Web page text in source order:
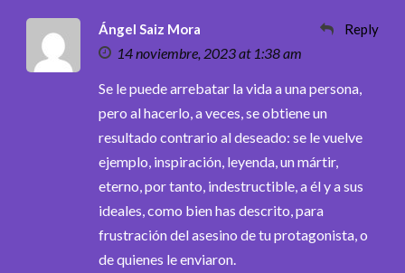
Ángel Saiz Mora
14 noviembre, 2023 at 1:38 am
Reply
Se le puede arrebatar la vida a una persona,
pero al hacerlo, a veces, se obtiene un
resultado contrario al deseado: se le vuelve
ejemplo, inspiración, leyenda, un mártir,
eterno, por tanto, indestructible, a él y a sus
ideales, como bien has descrito, para
frustración del asesino de tu protagonista, o
de quienes le enviaron.